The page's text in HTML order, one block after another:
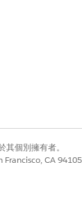
個別擁有者。
Francisco, CA